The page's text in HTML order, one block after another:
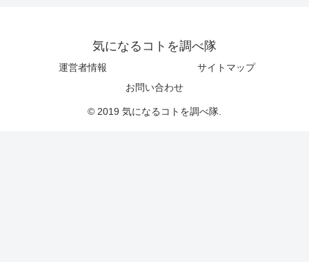
気になるコトを調べ隊
運営者情報
サイトマップ
お問い合わせ
© 2019 気になるコトを調べ隊.